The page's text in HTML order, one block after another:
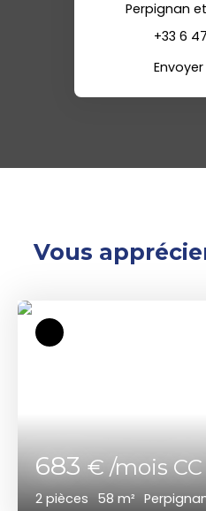
Perpignan
+33 6
Vous
683€ /mois CC
2 pièces 58 m²